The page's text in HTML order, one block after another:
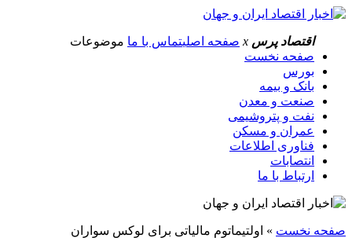
اقتصاد پرس x صفحه اصلیتماس با ما موضوعات
صفحه نخست
بورس
بانک و بیمه
صنعت و معدن
نفت و پتروشیمی
عمران و مسکن
فناوری اطلاعات
انتصابات
ارتباط با ما
صفحه نخست » اولتیماتوم مالیاتی برای لوکس سواران